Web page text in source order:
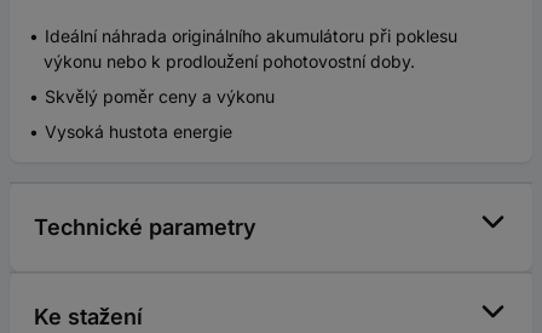
Ideální náhrada originálního akumulátoru při poklesu
výkonu nebo k prodloužení pohotovostní doby.
Skvělý poměr ceny a výkonu
Vysoká hustota energie
Technické parametry
Ke stažení